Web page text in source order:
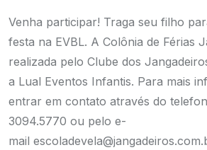
Venha participar! Traga seu filho
festa na EVBL. A Colônia de Férias
realizada pelo Clube dos
a Lual Eventos Infantis. Para mais
entrar em contato através do
3094.5770 ou pelo e-
mail